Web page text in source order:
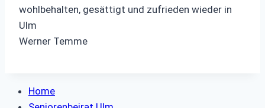
wohlbehalten, gesättigt und zufrieden wieder in
Ulm
Werner Temme
Home